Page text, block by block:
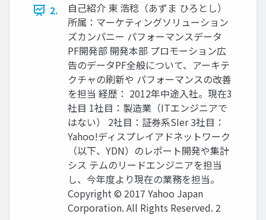
2.
自己紹介 東 浩稔（あずま ひろとし）
所属：マーケティングソリューション
ズカンパニー パフォーマンスデータ
PF開発部 開発本部 プロモーション広
告のデータPF全般について、アーキテ
クチャの刷新や パフォーマンスの改善
を担当 経歴： 2012年中途入社。現在3
社目 1社目：製造業（ITエンジニアで
はない） 2社目：証券系SIer 3社目：
Yahoo!ディスプレイアドネットワーク
（以下、YDN）のレポート開発や集計
シス テムのリードエンジニアを担当
し、今年度より現在の業務を担当。
Copyright © 2017 Yahoo Japan
Corporation. All Rights Reserved. 2